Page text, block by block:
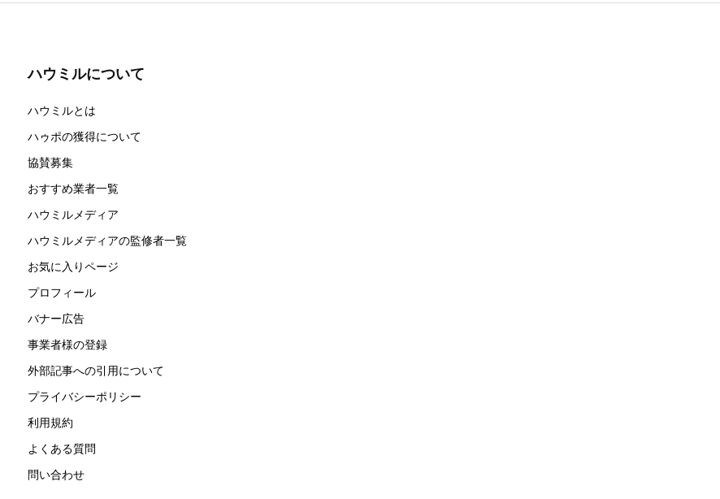
ハウミルについて
ハウミルとは
ハゥポの獲得について
協賛募集
おすすめ業者一覧
ハウミルメディア
ハウミルメディアの監修者一覧
お気に入りページ
プロフィール
バナー広告
事業者様の登録
外部記事への引用について
プライバシーポリシー
利用規約
よくある質問
問い合わせ